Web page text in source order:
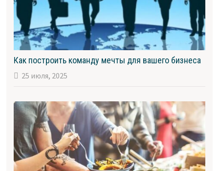
Как построить команду мечты для вашего бизнеса
25 июля, 2025